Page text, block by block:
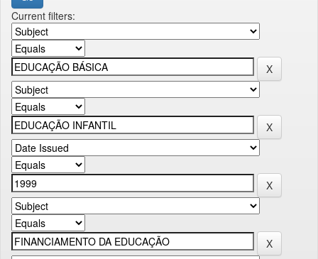
Current filters: